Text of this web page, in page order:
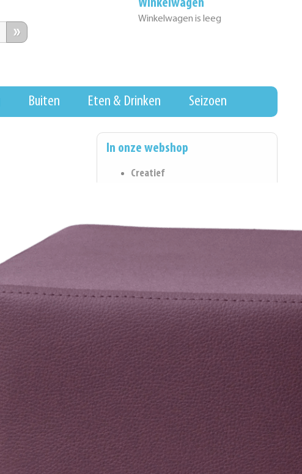
Winkelwagen
Winkelwagen is leeg
»
Buiten Eten & Drinken Seizoen
In onze webshop
Creatief
Koopjeshoek
Inrichten
Bedden & Beddengoed
Grondboxen, Softboxen &
Loopspiegels
Hoge Boxen
Commodes
Kasten